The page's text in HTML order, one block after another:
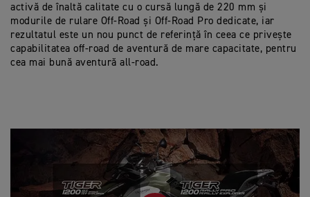
activă de înaltă calitate cu o cursă lungă de 220 mm și
modurile de rulare Off-Road și Off-Road Pro dedicate, iar
rezultatul este un nou punct de referință în ceea ce privește
capabilitatea off-road de aventură de mare capacitate, pentru
cea mai bună aventură all-road.